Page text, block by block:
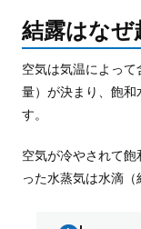
結露はなぜ
空気は気温によっ
量）が決まり、 飽和
す。
空気が冷やされて
った水蒸気は水滴（